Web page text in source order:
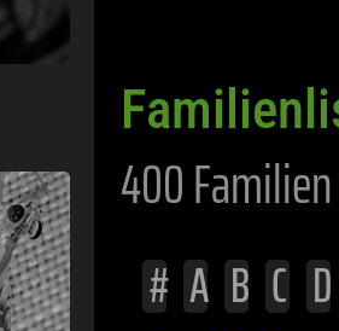
400
# A B C D